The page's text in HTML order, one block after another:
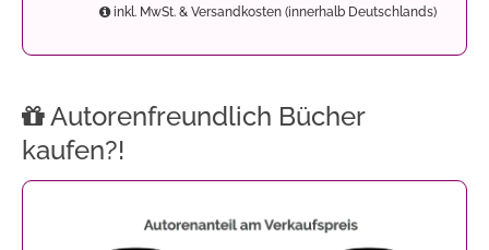
inkl. MwSt. & Versandkosten (innerhalb Deutschlands)
Autorenfreundlich Bücher
kaufen?!